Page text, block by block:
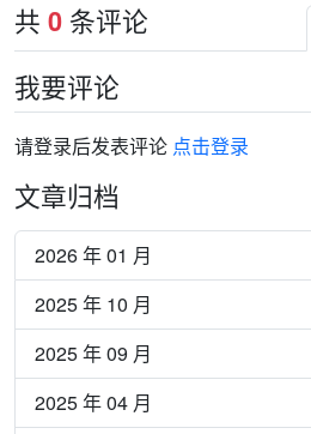
共 0 条评论
我要评论
请登录后发表评论 点击登录
文章归档
2026 年 01 月
2025 年 10 月
2025 年 09 月
2025 年 04 月